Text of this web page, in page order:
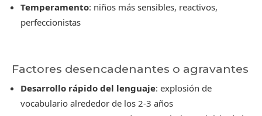
Temperamento: niños más sensibles, reactivos,
perfeccionistas
Factores desencadenantes o agravantes
Desarrollo rápido del lenguaje: explosión de
vocabulario alrededor de los 2-3 años